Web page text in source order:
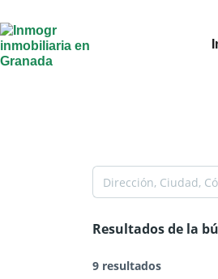
Resultados de la
9 resultados